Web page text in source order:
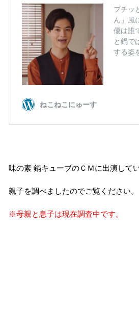
味の素 鍋キューブのＣＭに出演して
親子を調べましたのでご覧ください。
※母親と息子は現在調査中です。